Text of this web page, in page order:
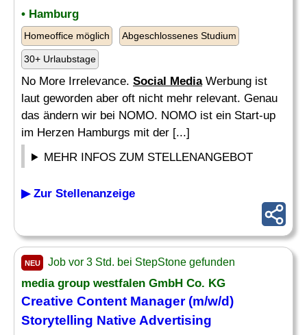
• Hamburg
Homeoffice möglich Abgeschlossenes Studium
30+ Urlaubstage
No More Irrelevance. Social MediaWerbung ist
laut geworden aber oft nicht mehr relevant. Genau
das ändern wir bei NOMO. NOMO ist ein Start-up
im Herzen Hamburgs mit der [...]
MEHR INFOS ZUM STELLENANGEBOT
▶ Zur Stellenanzeige
NEU Job vor 3 Std. bei StepStone gefunden
mediagroup westfalen GmbH Co. KG
Creative Content Manager (m/w/d)
Storytelling Native Advertising